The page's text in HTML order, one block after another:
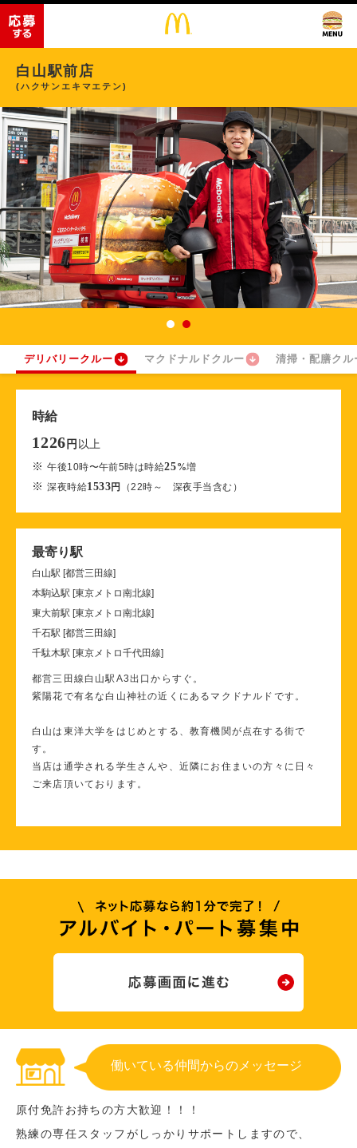
白山駅前店
(ハクサンエキマエテン)
デリバリークルー マクドナルドクルー 清掃・配膳クル
時給
1226 円 以上
※午後10時〜午前5時は時給25%増
※深夜時給1533円 （22時～ 深夜手当含む）
最寄り駅
白山駅 [都営三田線]
本駒込駅 [東京メトロ南北線]
東大前駅 [東京メトロ南北線]
千石駅 [都営三田線]
千駄木駅 [東京メトロ千代田線]
都営三田線白山駅A3出口からすぐ。
紫陽花で有名な白山神社の近くにあるマクドナルドです。
白山は東洋大学をはじめとする、教育機関が点在する街で
す。
当店は通学される学生さんや、近隣にお住まいの方々に日々
ご来店頂いております。
働いている仲間からのメッセージ
原付免許お持ちの方大歓迎！！！
熟練の専任スタッフがしっかりサポートしますので、